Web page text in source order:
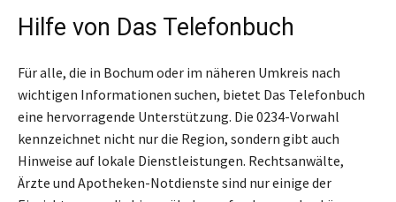
Hilfe von Das Telefonbuch
Für alle, die in Bochum oder im näheren Umkreis nach
wichtigen Informationen suchen, bietet Das Telefonbuch
eine hervorragende Unterstützung. Die 0234-Vorwahl
kennzeichnet nicht nur die Region, sondern gibt auch
Hinweise auf lokale Dienstleistungen. Rechtsanwälte,
Ärzte und Apotheken-Notdienste sind nur einige der